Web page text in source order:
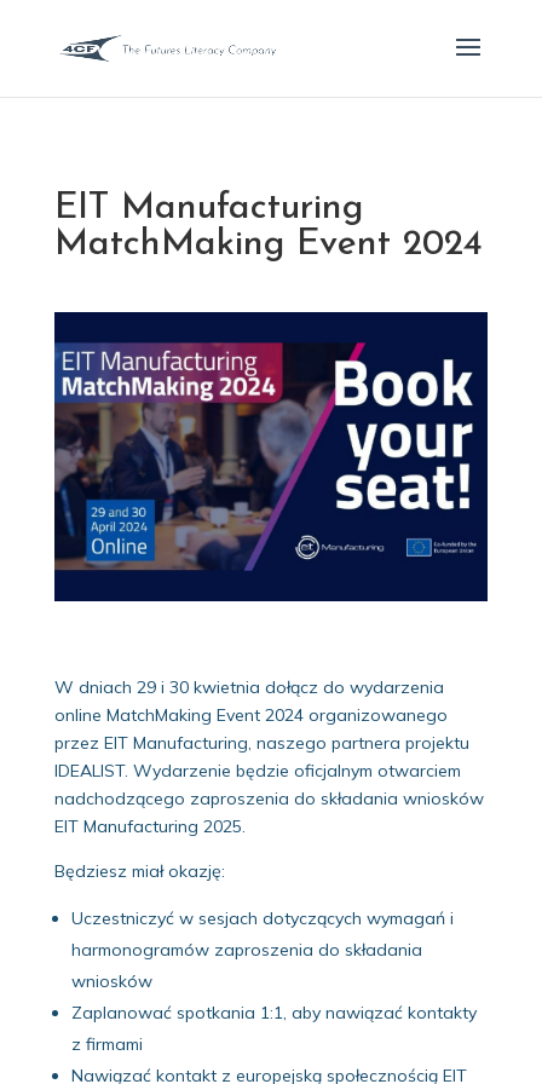
EIT Manufacturing
MatchMaking Event 2024
W dniach 29 i 30 kwietnia dołącz do wydarzenia
online MatchMaking Event 2024 organizowanego
przez EIT Manufacturing, naszego partnera projektu
IDEALIST. Wydarzenie będzie oficjalnym otwarciem
nadchodzącego zaproszenia do składania wniosków
EIT Manufacturing 2025.
Będziesz miał okazję:
Uczestniczyć w sesjach dotyczących wymagań i
harmonogramów zaproszenia do składania
wniosków
Zaplanować spotkania 1:1, aby nawiązać kontakty
z firmami
Nawiązać kontakt z europejską społecznością EIT